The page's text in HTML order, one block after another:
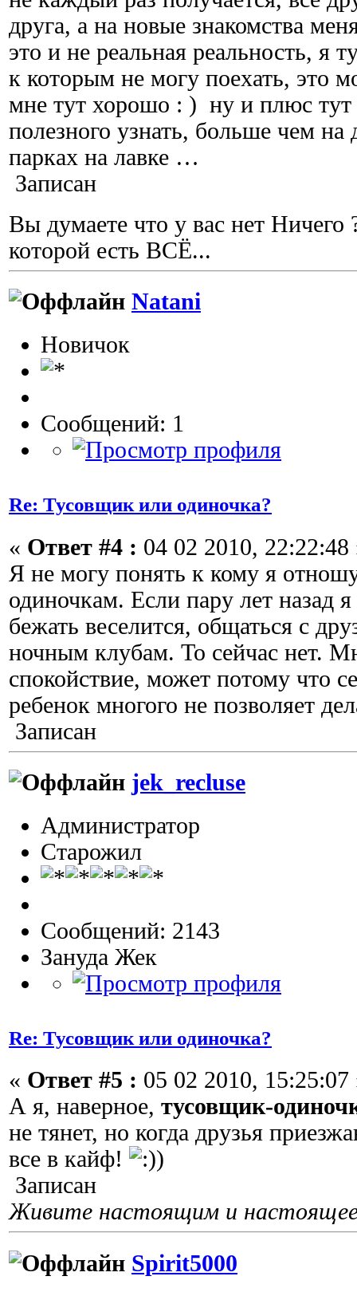
друга, а на новые знакомства
это и не реальная реальность, я
к которым не могу поехать, это
мне тут хорошо : ) ну и плюс
полезного узнать, больше чем на
парках на лавке …
Записан
Вы думаете что у вас нет Ничего
которой есть ВСЁ...
Natani
Новичок
Сообщений: 1
Re: Тусовщик или одиночка?
« Ответ #4 : 04 02 2010, 22:22:48
Я не могу понять к кому я
одиночкам. Если пару лет назад
бежать веселится, общаться с
ночным клубам. То сейчас нет.
спокойствие, может потому что
ребенок многого не позволяет
Записан
jek_recluse
Администратор
Старожил
Сообщений: 2143
Зануда Жек
Re: Тусовщик или одиночка?
« Ответ #5 : 05 02 2010, 15:25:07
А я, наверное, тусовщик-
не тянет, но когда друзья
все в кайф!
Записан
Живите настоящим и
Spirit5000